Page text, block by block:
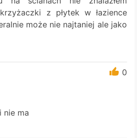
z płytek w łazience
może nie najtaniej ale jako
0
nie ma